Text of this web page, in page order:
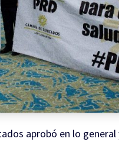
aprobó en lo